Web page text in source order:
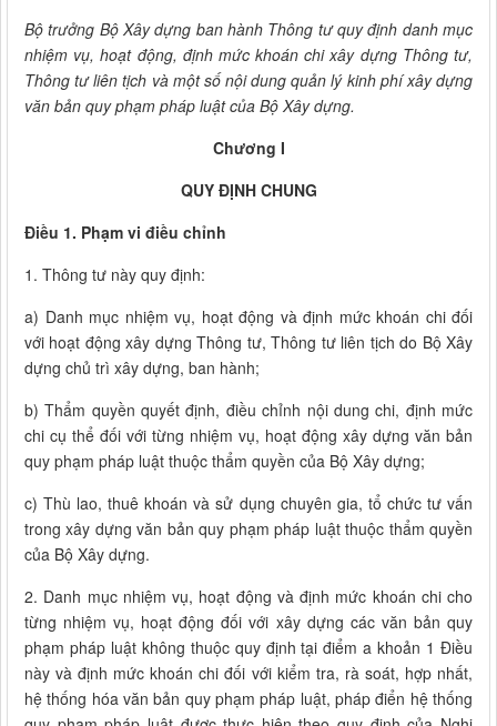
Bộ trưởng Bộ Xây dựng ban hành Thông tư quy định danh mục
nhiệm vụ, hoạt động, định mức khoán chi xây dựng Thông tư,
Thông tư liên tịch và một số nội dung quản lý kinh phí xây dựng
văn bản quy phạm pháp luật của Bộ Xây dựng.
Chương I
QUY ĐỊNH CHUNG
Điều 1. Phạm vi điều chỉnh
1. Thông tư này quy định:
a) Danh mục nhiệm vụ, hoạt động và định mức khoán chi đối
với hoạt động xây dựng Thông tư, Thông tư liên tịch do Bộ Xây
dựng chủ trì xây dựng, ban hành;
b) Thẩm quyền quyết định, điều chỉnh nội dung chi, định mức
chi cụ thể đối với từng nhiệm vụ, hoạt động xây dựng văn bản
quy phạm pháp luật thuộc thẩm quyền của Bộ Xây dựng;
c) Thù lao, thuê khoán và sử dụng chuyên gia, tổ chức tư vấn
trong xây dựng văn bản quy phạm pháp luật thuộc thẩm quyền
của Bộ Xây dựng.
2. Danh mục nhiệm vụ, hoạt động và định mức khoán chi cho
từng nhiệm vụ, hoạt động đối với xây dựng các văn bản quy
phạm pháp luật không thuộc quy định tại điểm a khoản 1 Điều
này và định mức khoán chi đối với kiểm tra, rà soát, hợp nhất,
hệ thống hóa văn bản quy phạm pháp luật, pháp điển hệ thống